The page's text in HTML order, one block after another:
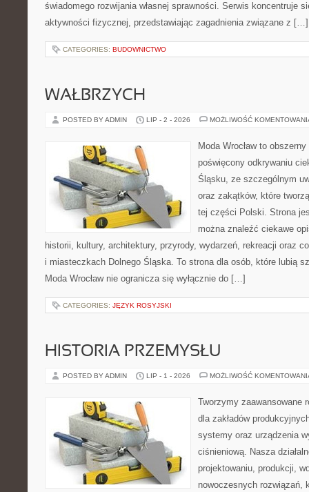
świadomego rozwijania własnej sprawności. Serwis koncentruje
aktywności fizycznej, przedstawiając zagadnienia związane z […]
CATEGORIES: BUDOWNICTWO
WAŁBRZYCH
POSTED BY ADMIN LIP - 2 - 2026 MOŻLIWOŚĆ
Moda Wrocław to
poświęcony odkrywaniu
Śląsku, ze szczególnym
oraz zakątków, które
tej części Polski. Strona
można znaleźć ciekawe
historii, kultury, architektury, przyrody, wydarzeń, rekreacji oraz
i miasteczkach Dolnego Śląska. To strona dla osób, które lubią
Moda Wrocław nie ogranicza się wyłącznie do […]
CATEGORIES: JĘZYK ROSYJSKI
HISTORIA PRZEMYSŁU
POSTED BY ADMIN LIP - 1 - 2026 MOŻLIWOŚĆ
Tworzymy zaawansowane
dla zakładów
systemy oraz urządzenia
ciśnieniową. Nasza
projektowaniu, produkcji,
nowoczesnych rozwiązań,